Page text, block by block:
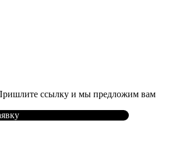
ссылку и мы предложим вам